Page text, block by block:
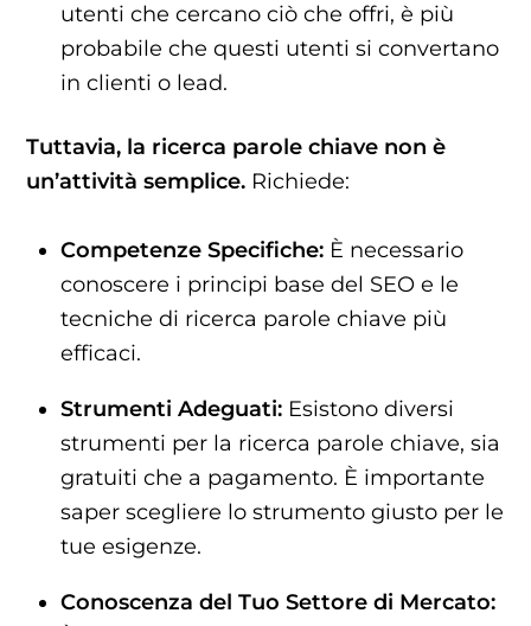
utenti che cercano ciò che offri, è più
probabile che questi utenti si convertano
in clienti o lead.
Tuttavia, la ricerca parole chiave non è
un’attività semplice. Richiede:
Competenze Specifiche: È necessario
conoscere i principi base del SEO e le
tecniche di ricerca parole chiave più
efficaci.
Strumenti Adeguati: Esistono diversi
strumenti per la ricerca parole chiave, sia
gratuiti che a pagamento. È importante
saper scegliere lo strumento giusto per le
tue esigenze.
Conoscenza del Tuo Settore di Mercato: